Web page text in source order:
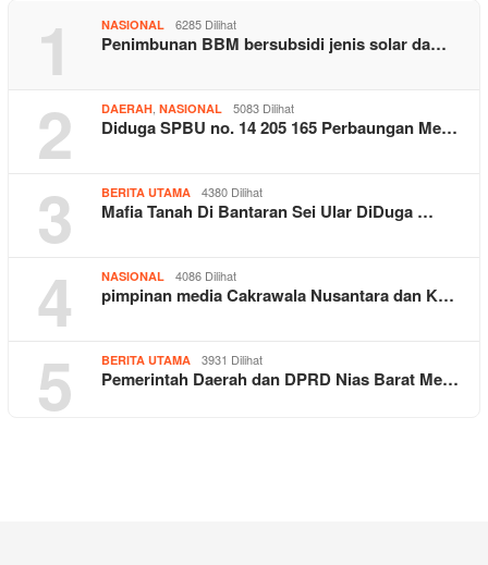
1 NASIONAL 6285 Dilihat
Penimbunan BBM bersubsidi jenis solar da…
2 DAERAH, NASIONAL 5083 Dilihat
Diduga SPBU no. 14 205 165 Perbaungan Me…
3 BERITA UTAMA 4380 Dilihat
Mafia Tanah Di Bantaran Sei Ular DiDuga …
4 NASIONAL 4086 Dilihat
pimpinan media Cakrawala Nusantara dan K…
5 BERITA UTAMA 3931 Dilihat
Pemerintah Daerah dan DPRD Nias Barat Me…